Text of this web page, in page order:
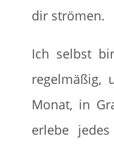
dir strömen.
Ich selbst
regelmäßig,
Monat, in
erlebe